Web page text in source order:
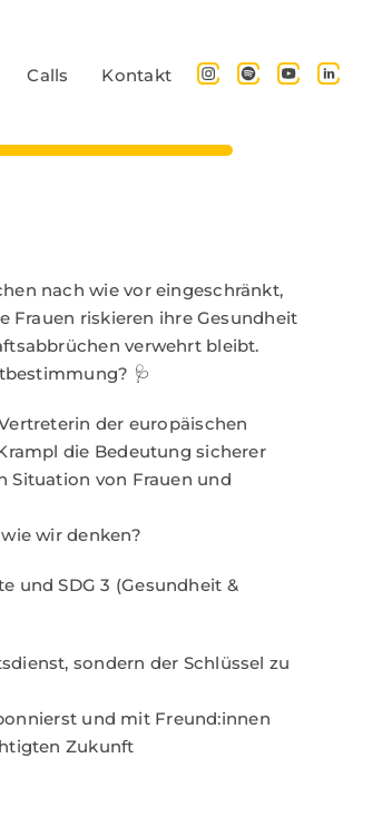
Calls Kontakt
nach wie vor eingeschränkt,
Frauen riskieren ihre Gesundheit
verwehrt bleibt.
🩺
der europäischen
die Bedeutung sicherer
Situation von Frauen und
wir denken?
und SDG 3 (Gesundheit &
sondern der Schlüssel zu
und mit Freund:innen
Zukunft